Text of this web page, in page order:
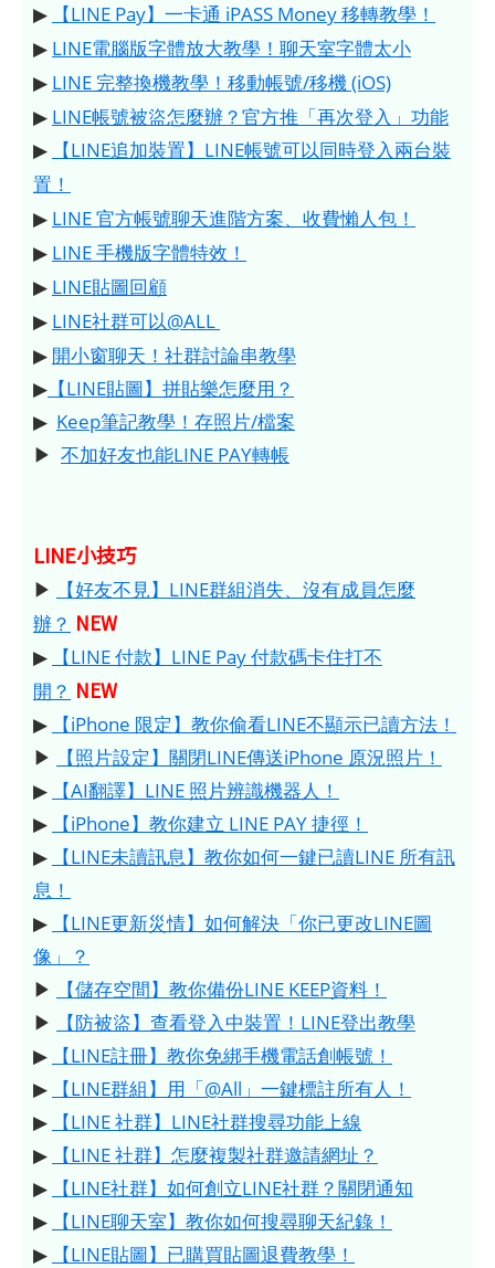
▶
【LINE Pay】一卡通 iPASS Money 移轉教學！
▶ LINE電腦版字體放大教學！聊天室字體太小
▶ LINE 完整換機教學！移動帳號/移機 (iOS)
▶ LINE帳號被盜怎麼辦？官方推「再次登入」功能
▶
【LINE追加裝置】LINE帳號可以同時登入兩台裝
置！
▶ LINE 官方帳號聊天進階方案、收費懶人包！
▶ LINE 手機版字體特效！
▶ LINE貼圖回顧
▶ LINE社群可以@ALL
▶ 開小窗聊天！社群討論串教學
▶ 【LINE貼圖】拼貼樂怎麼用？
▶ Keep筆記教學！存照片/檔案
▶ 不加好友也能LINE PAY轉帳
LINE小技巧
▶
【好友不見】LINE群組消失、沒有成員怎麼
辦？ NEW
▶
【LINE 付款】LINE Pay 付款碼卡住打不
開？ NEW
▶
【iPhone 限定】教你偷看LINE不顯示已讀方法！
▶
【照片設定】關閉LINE傳送iPhone 原況照片！
▶
【AI翻譯】LINE 照片辨識機器人！
▶
【iPhone】教你建立 LINE PAY 捷徑！
▶
【LINE未讀訊息】教你如何一鍵已讀LINE 所有訊
息！
▶
【LINE更新災情】如何解決「你已更改LINE圖
像」？
▶
【儲存空間】教你備份LINE KEEP資料！
▶
【防被盜】查看登入中裝置！LINE登出教學
▶
【LINE註冊】教你免綁手機電話創帳號！
▶
【LINE群組】用「@All」一鍵標註所有人！
▶
【LINE 社群】LINE社群搜尋功能上線
▶
【LINE 社群】怎麼複製社群邀請網址？
▶
【LINE社群】如何創立LINE社群？關閉通知
▶
【LINE聊天室】教你如何搜尋聊天紀錄！
▶
【LINE貼圖】已購買貼圖退費教學！